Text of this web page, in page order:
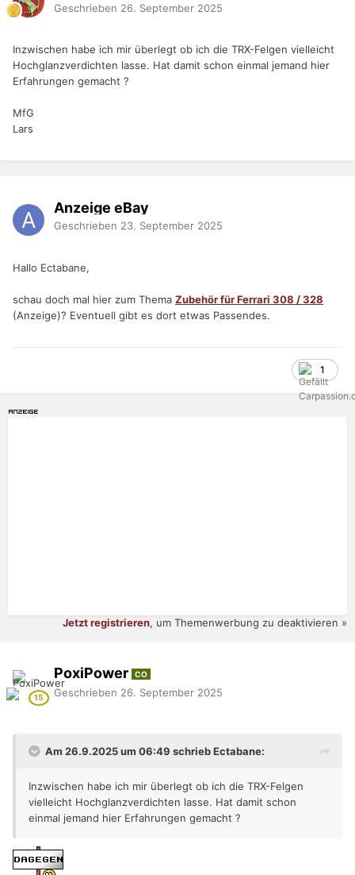
Geschrieben 26. September 2025
Inzwischen habe ich mir überlegt ob ich die TRX-Felgen vielleicht
Hochglanzverdichten lasse. Hat damit schon einmal jemand hier
Erfahrungen gemacht ?
MfG
Lars
Anzeige eBay
Geschrieben 23. September 2025
Hallo Ectabane,
schau doch mal hier zum Thema Zubehör für Ferrari 308 / 328
(Anzeige)? Eventuell gibt es dort etwas Passendes.
1
Jetzt registrieren, um Themenwerbung zu deaktivieren »
PoxiPower CO
Geschrieben 26. September 2025
Am 26.9.2025 um 06:49 schrieb Ectabane:
Inzwischen habe ich mir überlegt ob ich die TRX-Felgen
vielleicht Hochglanzverdichten lasse. Hat damit schon
einmal jemand hier Erfahrungen gemacht ?